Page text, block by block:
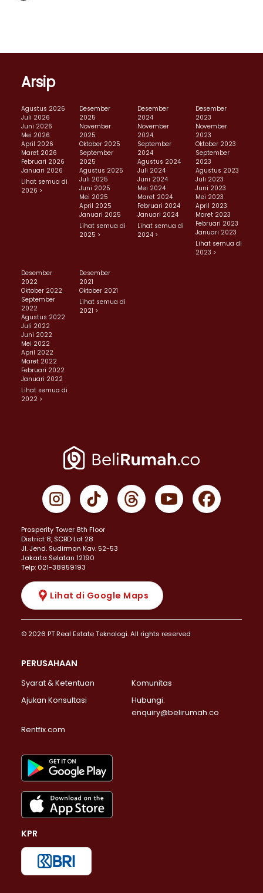
Arsip
Agustus 2026
Juli 2026
Juni 2026
Mei 2026
April 2026
Maret 2026
Februari 2026
Januari 2026
Lihat semua di
2026 >
Desember
2025
November
2025
Oktober 2025
September
2025
Agustus 2025
Juli 2025
Juni 2025
Mei 2025
April 2025
Januari 2025
Lihat semua di
2025 >
Desember
2024
November
2024
September
2024
Agustus 2024
Juli 2024
Juni 2024
Mei 2024
Maret 2024
Februari 2024
Januari 2024
Lihat semua di
2024 >
Desember
2023
November
2023
Oktober 2023
September
2023
Agustus 2023
Juli 2023
Juni 2023
Mei 2023
April 2023
Maret 2023
Februari 2023
Januari 2023
Lihat semua di
2023 >
Desember
2022
Oktober 2022
September
2022
Agustus 2022
Juli 2022
Juni 2022
Mei 2022
April 2022
Maret 2022
Februari 2022
Januari 2022
Lihat semua di
2022 >
Desember
2021
Oktober 2021
Lihat semua di
2021 >
Prosperity Tower 8th Floor
District 8, SCBD Lot 28
JI. Jend. Sudirman Kav. 52-53
Jakarta Selatan 12190
Telp: 021-38959193
Lihat di Google Maps
© 2026 PT Real Estate Teknologi. All rights reserved
PERUSAHAAN
Syarat & Ketentuan
Komunitas
Ajukan Konsultasi
Hubungi:
enquiry@belirumah.co
Rentfix.com
KPR